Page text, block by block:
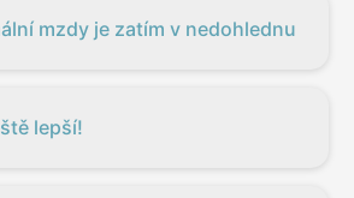
mzdy je zatím v nedohlednu
lepší!